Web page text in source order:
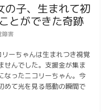
の子、生まれて初
とができた奇跡
障害
ーちゃんは生まれつき視覚
せんでした。支援金が集ま
なったニコリーちゃん。今
めて光を見る感動の瞬間で